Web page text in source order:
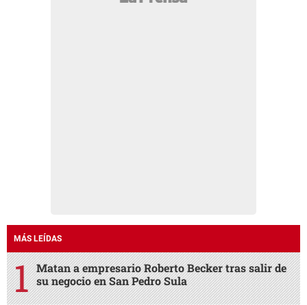
MÁS LEÍDAS
Matan a empresario Roberto Becker tras salir de
su negocio en San Pedro Sula